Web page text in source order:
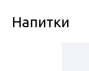
Напитки